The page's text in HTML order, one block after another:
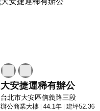
大安捷運稀有辦公
台北市大安區信義路三段
辦公商業大樓 44.1年 建坪52.36